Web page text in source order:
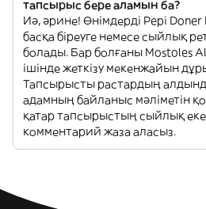
тапсырыс бере аламын ба?
Иә, әрине! Өнімдерді Pepi Doner
басқа біреуге немесе сыйлық
болады. Бар болғаны Mostoles
ішінде жеткізу мекенжайын
Тапсырысты растардың
адамның байланыс мәліметін
қатар тапсырыстың сыйлық
комментарий жаза аласыз.